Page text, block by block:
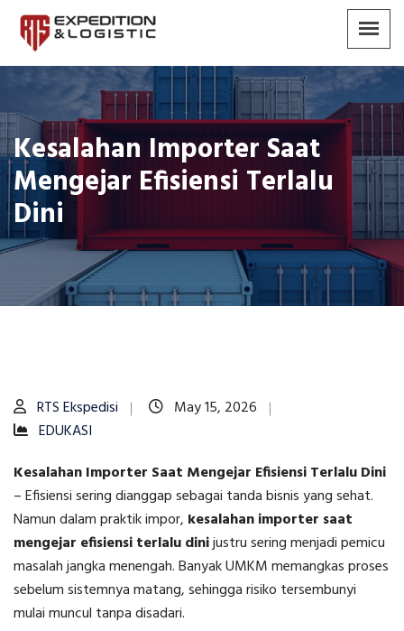
Kesalahan Importer Saat
Mengejar Efisiensi Terlalu
Dini
RTS Ekspedisi
May 15, 2026
EDUKASI
Kesalahan Importer Saat Mengejar Efisiensi Terlalu Dini
–Efisiensi sering dianggap sebagai tanda bisnis yang sehat.
Namun dalam praktik impor, kesalahan importer saat
mengejar efisiensi terlalu dinijustru sering menjadi pemicu
masalah jangka menengah. Banyak UMKM memangkas proses
sebelum sistemnya matang, sehingga risiko tersembunyi
mulai muncul tanpa disadari.